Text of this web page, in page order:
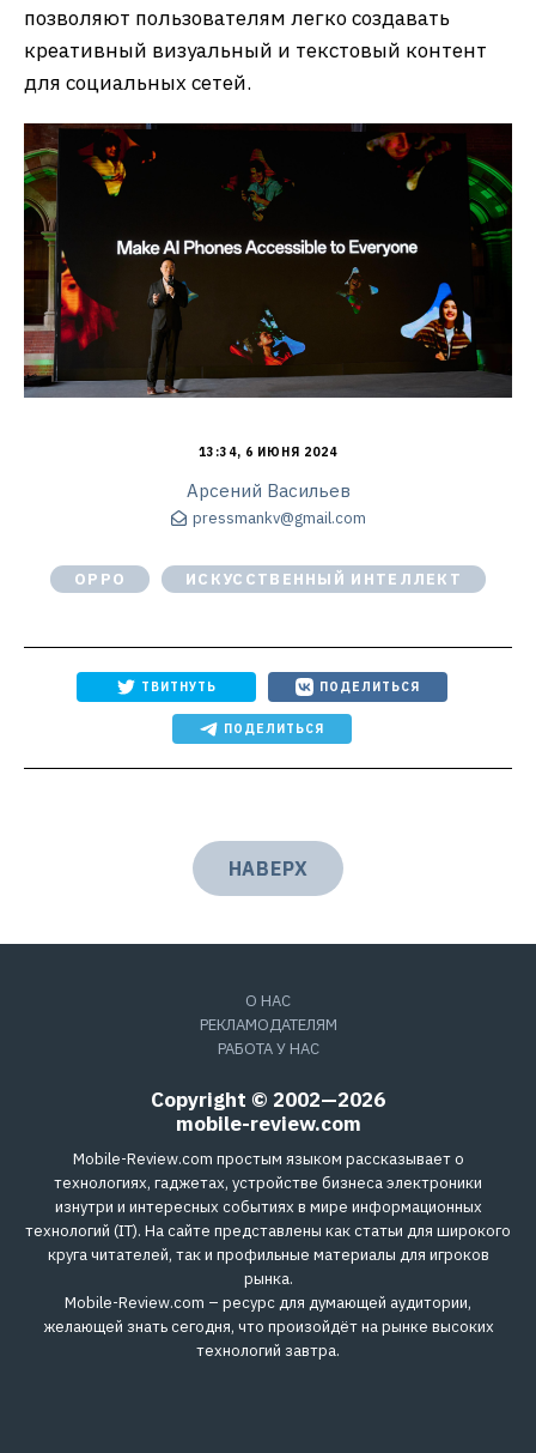
позволяют пользователям легко создавать
креативный визуальный и текстовый контент
для социальных сетей.
13:34, 6 ИЮНЯ 2024
Арсений Васильев
pressmankv@gmail.com
OPPO ИСКУССТВЕННЫЙ ИНТЕЛЛЕКТ
ТВИТНУТЬ ПОДЕЛИТЬСЯ
ПОДЕЛИТЬСЯ
НАВЕРХ
О НАС
РЕКЛАМОДАТЕЛЯМ
РАБОТА У НАС
Copyright © 2002—2026
mobile-review.com
Mobile-Review.com простым языком рассказывает о
технологиях, гаджетах, устройстве бизнеса электроники
изнутри и интересных событиях в мире информационных
технологий (IT). На сайте представлены как статьи для широкого
круга читателей, так и профильные материалы для игроков
рынка.
Mobile-Review.com – ресурс для думающей аудитории,
желающей знать сегодня, что произойдёт на рынке высоких
технологий завтра.